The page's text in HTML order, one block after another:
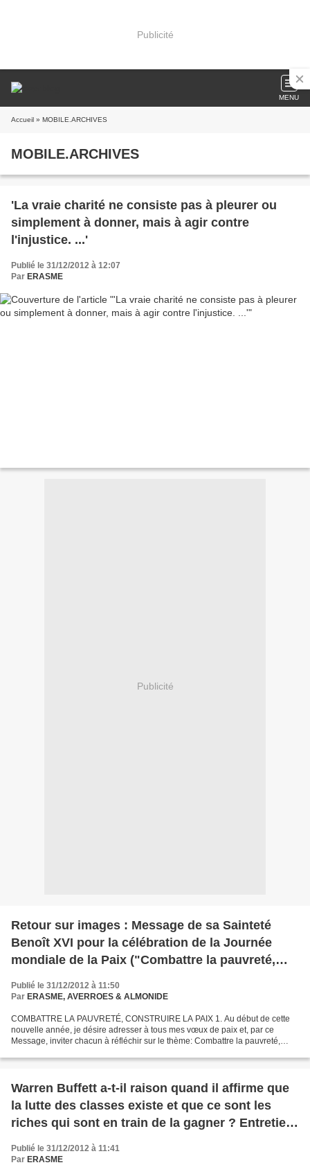
Publicité
MENU
Accueil » MOBILE.ARCHIVES
MOBILE.ARCHIVES
'La vraie charité ne consiste pas à pleurer ou
simplement à donner, mais à agir contre
l'injustice. ...'
Publié le 31/12/2012 à 12:07
Par ERASME
Publicité
Retour sur images : Message de sa Sainteté
Benoît XVI pour la célébration de la Journée
mondiale de la Paix ("Combattre la pauvreté,
Publié le 31/12/2012 à 11:50
Par ERASME, AVERROES & ALMONIDE
COMBATTRE LA PAUVRETÉ, CONSTRUIRE LA PAIX 1. Au début de cette
nouvelle année, je désire adresser à tous mes vœux de paix et, par ce
Message, inviter chacun à réfléchir sur le thème: Combattre la pauvreté,
Warren Buffett a-t-il raison quand il affirme que
la lutte des classes existe et que ce sont les
riches qui sont en train de la gagner ? Entretien
Publié le 31/12/2012 à 11:41
Par ERASME